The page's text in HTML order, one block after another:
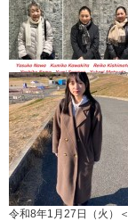
令和8年1月27日（火）